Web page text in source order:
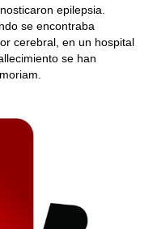
epilepsia.
se encontraba
cerebral, en un hospital
se han